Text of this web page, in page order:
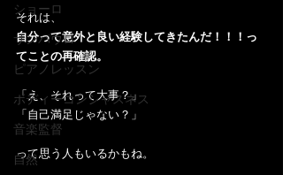
ショーロ
サンパウロ
ピアノレッスン
ボディーコンシャスネス
音楽監督
自然
それは、
自分って意外と良い経験してきたんだ！！！っ
てことの再確認。
「え、それって大事？」
「自己満足じゃない？」
って思う人もいるかもね。